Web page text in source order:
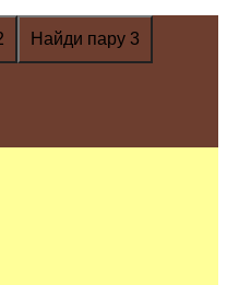
Найди пару 3